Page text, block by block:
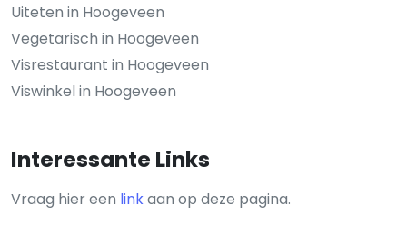
Uiteten in Hoogeveen
Vegetarisch in Hoogeveen
Visrestaurant in Hoogeveen
Viswinkel in Hoogeveen
Interessante Links
Vraag hier een linkaan op deze pagina.